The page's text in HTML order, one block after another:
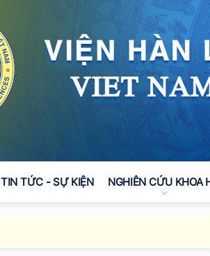
TIN TỨC - SỰ KIỆN NGHIÊN CỨU KHOA